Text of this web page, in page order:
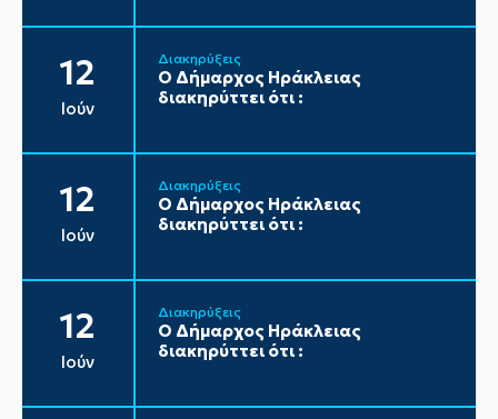
12
Ιούν
Διακηρύξεις
Ο Δήμαρχος Ηράκλειας
διακηρύττει ότι :
12
Ιούν
Διακηρύξεις
Ο Δήμαρχος Ηράκλειας
διακηρύττει ότι :
12
Ιούν
Διακηρύξεις
Ο Δήμαρχος Ηράκλειας
διακηρύττει ότι :